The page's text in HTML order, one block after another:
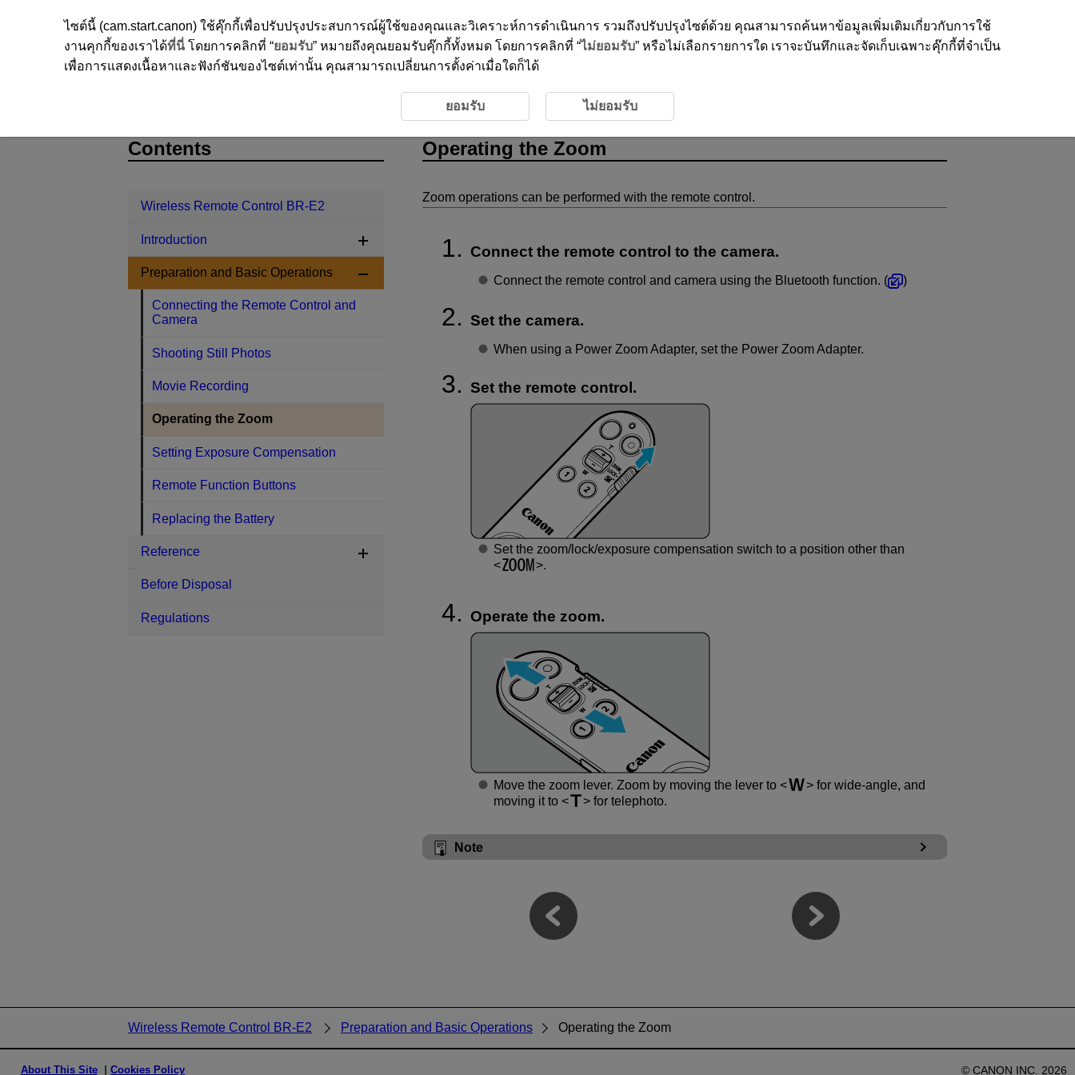
Operating the Zoom
Zoom operations can be performed with the remote control.
Connect the remote control to the camera.
Connect the remote control and camera using the Bluetooth function. ( )
Set the camera.
When using a Power Zoom Adapter, set the Power Zoom Adapter.
Set the remote control.
Set the zoom/lock/exposure compensation switch to a position other than
.
Operate the zoom.
Move the zoom lever. Zoom by moving the lever to
for wide-angle, and
moving it to
for telephoto.
Note
Contents
Wireless Remote Control BR-E2
Introduction
Preparation and Basic Operations
Connecting the Remote Control and
Camera
Shooting Still Photos
Movie Recording
Operating the Zoom
Setting Exposure Compensation
Remote Function Buttons
Replacing the Battery
Reference
Before Disposal
Regulations
Wireless Remote Control BR-E2 Preparation and Basic Operations Operating the Zoom
About This Site Cookies Policy © CANON INC. 2026
ไซต์นี้ (cam.start.canon) ใช้คุ๊กกี้เพื่อปรับปรุงประสบการณ์ผู้ใช้ของคุณและวิเคราะห์การดำเนินการ รวมถึงปรับปรุงไซต์ด้วย คุณสามารถค้นหาข้อมูลเพิ่มเติมเกี่ยวกับการใช้
งานคุกกี้ของเราได้ที่นี่โดยการคลิกที่ “ยอมรับ” หมายถึงคุณยอมรับคุ๊กกี้ทั้งหมด โดยการคลิกที่ “ไม่ยอมรับ” หรือไม่เลือกรายการใด เราจะบันทึกและจัดเก็บเฉพาะคุ๊กกี้ที่จำเป็น
เพื่อการแสดงเนื้อหาและฟังก์ชันของไซต์เท่านั้น คุณสามารถเปลี่ยนการตั้งค่าเมื่อใดก็ได้
ยอมรับ ไม่ยอมรับ